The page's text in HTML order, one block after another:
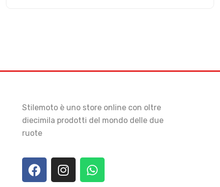
Stilemoto è uno store online con oltre
diecimila prodotti del mondo delle due
ruote